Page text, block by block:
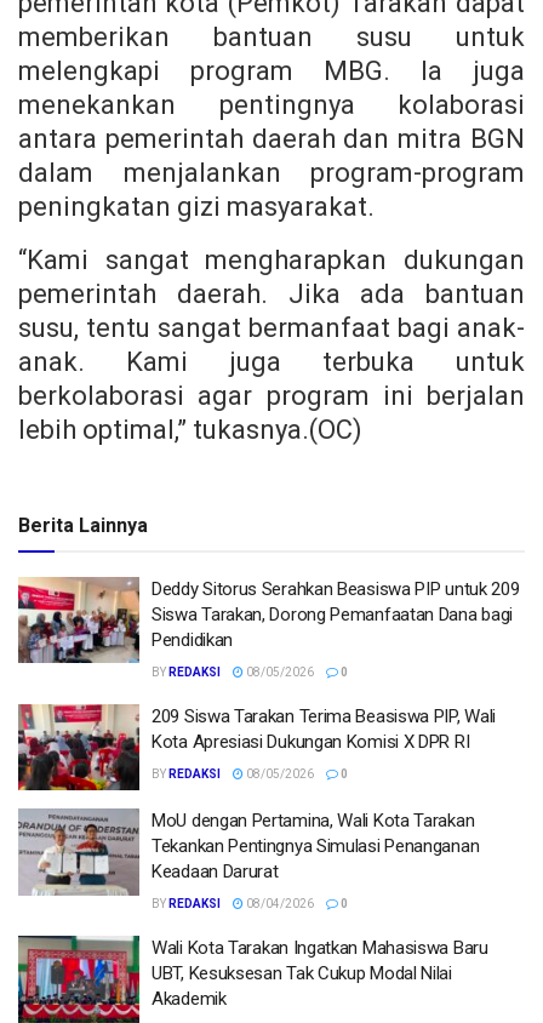
memberikan bantuan susu untuk
melengkapi program MBG. Ia juga
menekankan pentingnya kolaborasi
antara pemerintah daerah dan mitra BGN
dalam menjalankan program-program
peningkatan gizi masyarakat.
“Kami sangat mengharapkan dukungan
pemerintah daerah. Jika ada bantuan
susu, tentu sangat bermanfaat bagi anak-
anak. Kami juga terbuka untuk
berkolaborasi agar program ini berjalan
lebih optimal,” tukasnya.(OC)
Berita Lainnya
Deddy Sitorus Serahkan Beasiswa PIP untuk 209
Siswa Tarakan, Dorong Pemanfaatan Dana bagi
Pendidikan
BY REDAKSI 08/05/2026 0
209 Siswa Tarakan Terima Beasiswa PIP, Wali
Kota Apresiasi Dukungan Komisi X DPR RI
BY REDAKSI 08/05/2026 0
MoU dengan Pertamina, Wali Kota Tarakan
Tekankan Pentingnya Simulasi Penanganan
Keadaan Darurat
BY REDAKSI 08/04/2026 0
Wali Kota Tarakan Ingatkan Mahasiswa Baru
UBT, Kesuksesan Tak Cukup Modal Nilai
Akademik